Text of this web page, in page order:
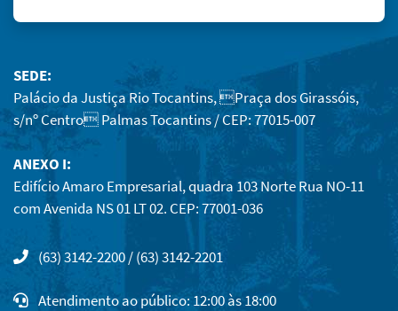
SEDE:
Palácio da Justiça Rio Tocantins, Praça dos Girassóis,
s/nº Centro Palmas Tocantins / CEP: 77015-007
ANEXO I:
Edifício Amaro Empresarial, quadra 103 Norte Rua NO-11
com Avenida NS 01 LT 02. CEP: 77001-036
(63) 3142-2200 / (63) 3142-2201
Atendimento ao público: 12:00 às 18:00